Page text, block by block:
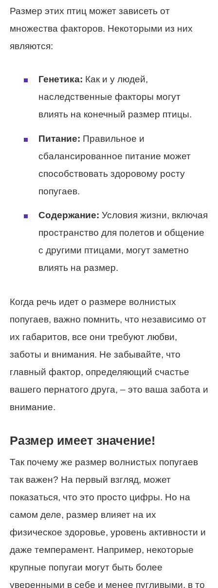
Размер этих птиц может зависеть от
множества факторов. Некоторыми из них
являются:
Генетика: Как и у людей,
наследственные факторы могут
влиять на конечный размер птицы.
Питание: Правильное и
сбалансированное питание может
способствовать здоровому росту
попугаев.
Содержание: Условия жизни, включая
пространство для полетов и общение
с другими птицами, могут заметно
влиять на размер.
Когда речь идет о размере волнистых
попугаев, важно помнить, что независимо от
их габаритов, все они требуют любви,
заботы и внимания. Не забывайте, что
главный фактор, определяющий счастье
вашего пернатого друга, – это ваша забота и
внимание.
Размер имеет значение!
Так почему же размер волнистых попугаев
так важен? На первый взгляд, может
показаться, что это просто цифры. Но на
самом деле, размер влияет на их
физическое здоровье, уровень активности и
даже темперамент. Например, некоторые
крупные попугаи могут быть более
уверенными в себе и менее пугливыми, в то